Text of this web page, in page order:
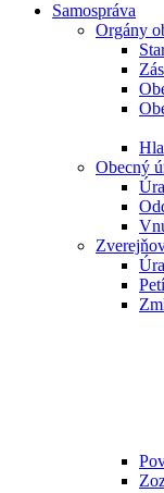
Samospráva
Orgány
Obecný